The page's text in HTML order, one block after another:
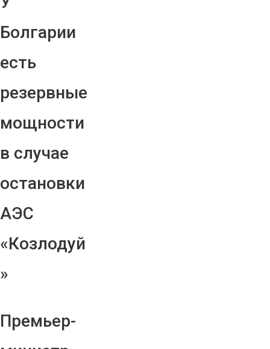
Болгарии
есть
резервные
мощности
в случае
остановки
АЭС
«Козлодуй
»
Премьер-